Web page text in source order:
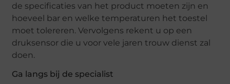
de specificaties van het product moeten zijn en
hoeveel bar en welke temperaturen het toestel
moet tolereren. Vervolgens rekent u op een
druksensor die u voor vele jaren trouw dienst zal
doen.
Ga langs bij de specialist